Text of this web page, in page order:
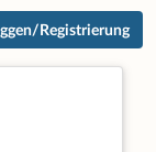
Registrierung